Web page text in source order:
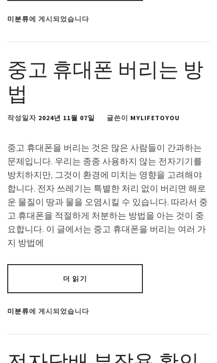
미분류에 게시되었습니다
중고 휴대폰 버리는 방
법
작성일자 2024년 11월 07일 글쓴이 MYLIFETOYOU
중고 휴대폰을 버리는 것은 많은 사람들이 간과하는
문제입니다. 우리는 종종 사용하지 않는 전자기기를
방치하지만, 그것이 환경에 미치는 영향을 고려해야
합니다. 전자 쓰레기는 특별한 처리 없이 버리면 해로
운 물질이 땅과 물을 오염시킬 수 있습니다. 따라서 중
고 휴대폰을 적절하게 처분하는 방법을 아는 것이 중
요합니다. 이 글에서는 중고 휴대폰을 버리는 여러 가
지 방법에
더 읽기
미분류에 게시되었습니다